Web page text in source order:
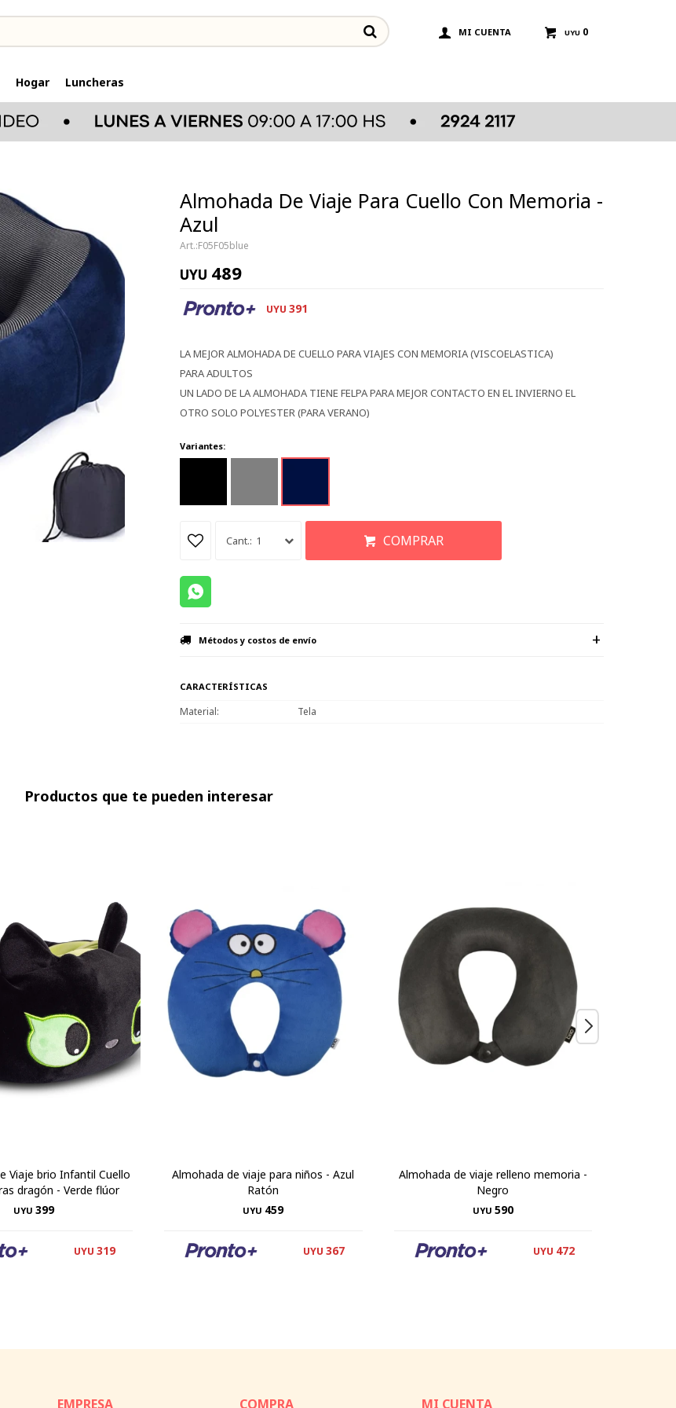
Hogar Luncheras
UYU 0
Almohada De Viaje Para Cuello Con Memoria -
Azul
F05F05blue
UYU 489
UYU 391
LA MEJOR ALMOHADA DE CUELLO PARA VIAJES CON MEMORIA (VISCOELASTICA)
PARA ADULTOS
UN LADO DE LA ALMOHADA TIENE FELPA PARA MEJOR CONTACTO EN EL INVIERNO EL
OTRO SOLO POLYESTER (PARA VERANO)
Variantes:
1 COMPRAR
Métodos y costos de envío
CARACTERÍSTICAS
Material Tela
Productos que te pueden interesar
Viaje brio Infantil Cuello
dragón - Verde flúor
UYU 399
UYU 319
Almohada de viaje para niños - Azul
Ratón
UYU 459
UYU 367
Almohada de viaje relleno memoria -
Negro
UYU 590
UYU 472
EMPRESA COMPRA MI CUENTA